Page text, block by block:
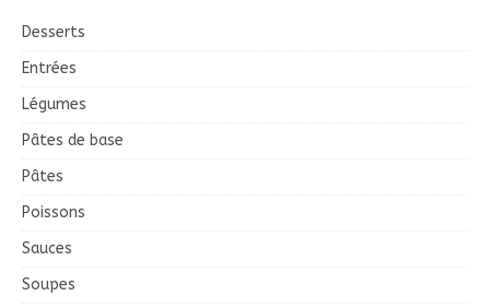
Desserts
Entrées
Légumes
Pâtes de base
Pâtes
Poissons
Sauces
Soupes